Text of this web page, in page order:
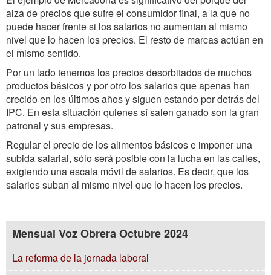
alza de precios que sufre el consumidor final, a la que no
puede hacer frente si los salarios no aumentan al mismo
nivel que lo hacen los precios. El resto de marcas actúan en
el mismo sentido.
Por un lado tenemos los precios desorbitados de muchos
productos básicos y por otro los salarios que apenas han
crecido en los últimos años y siguen estando por detrás del
IPC. En esta situación quienes sí salen ganado son la gran
patronal y sus empresas.
Regular el precio de los alimentos básicos e imponer una
subida salarial, sólo será posible con la lucha en las calles,
exigiendo una escala móvil de salarios. Es decir, que los
salarios suban al mismo nivel que lo hacen los precios.
Mensual Voz Obrera Octubre 2024
La reforma de la jornada laboral